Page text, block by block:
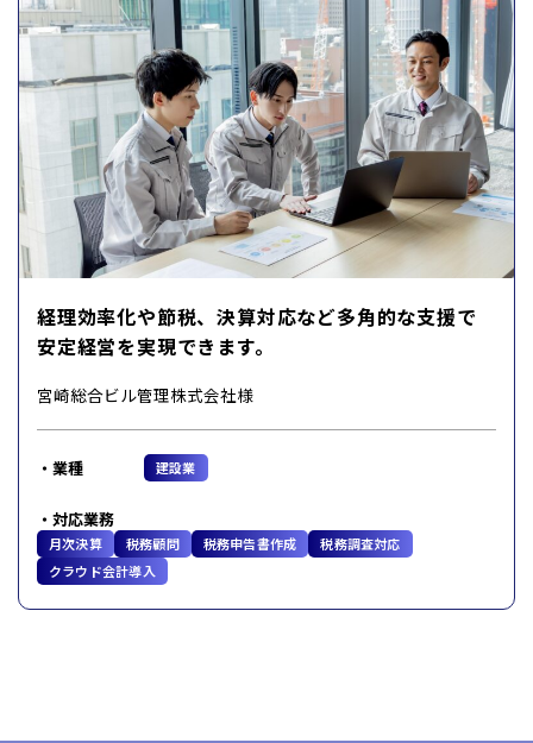
経理効率化や節税、決算対応など多角的な支援で
安定経営を実現できます。
宮崎総合ビル管理株式会社様
業種 建設業
対応業務
月次決算 税務顧問 税務申告書作成
税務調査対応
クラウド会計導入